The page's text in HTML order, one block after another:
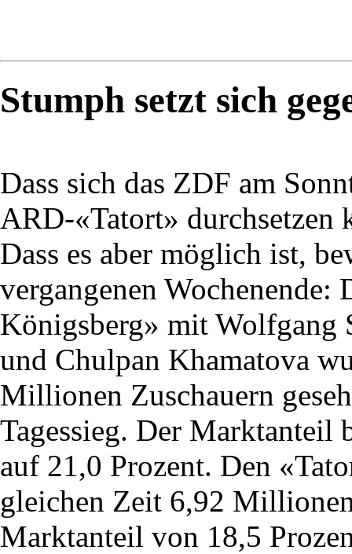
Stumph setzt sich
Dass sich das ZDF am
ARD-«Tatort»
Dass es aber möglich ist,
vergangenen
Königsberg» mit Wolfgang
und Chulpan Khamatova
Millionen Zuschauern
Tagessieg. Der Marktanteil
auf 21,0 Prozent. Den
gleichen Zeit 6,92
Marktanteil von 18,5